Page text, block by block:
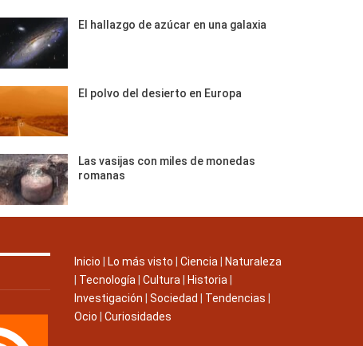
El hallazgo de azúcar en una galaxia
El polvo del desierto en Europa
Las vasijas con miles de monedas
romanas
Inicio Lo más visto Ciencia
Naturaleza
Tecnología Cultura Historia
Investigación
Sociedad Tendencias
Ocio
Curiosidades